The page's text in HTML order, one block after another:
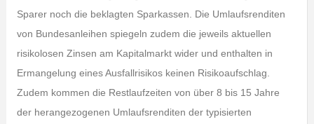
Sparer noch die beklagten Sparkassen. Die Umlaufsrenditen
von Bundesanleihen spiegeln zudem die jeweils aktuellen
risikolosen Zinsen am Kapitalmarkt wider und enthalten in
Ermangelung eines Ausfallrisikos keinen Risikoaufschlag.
Zudem kommen die Restlaufzeiten von über 8 bis 15 Jahre
der herangezogenen Umlaufsrenditen der typisierten